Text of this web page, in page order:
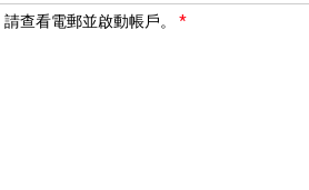
查看電郵並啟動帳戶。